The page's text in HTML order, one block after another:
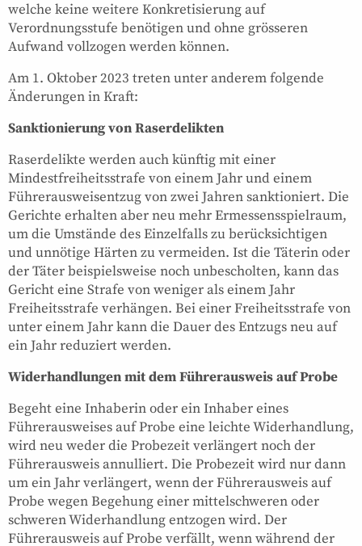
welche keine weitere Konkretisierung auf
Verordnungsstufe benötigen und ohne grösseren
Aufwand vollzogen werden können.
Am 1. Oktober 2023 treten unter anderem folgende
Änderungen in Kraft:
Sanktionierung von Raserdelikten
Raserdelikte werden auch künftig mit einer
Mindestfreiheitsstrafe von einem Jahr und einem
Führerausweisentzug von zwei Jahren sanktioniert. Die
Gerichte erhalten aber neu mehr Ermessensspielraum,
um die Umstände des Einzelfalls zu berücksichtigen
und unnötige Härten zu vermeiden. Ist die Täterin oder
der Täter beispielsweise noch unbescholten, kann das
Gericht eine Strafe von weniger als einem Jahr
Freiheitsstrafe verhängen. Bei einer Freiheitsstrafe von
unter einem Jahr kann die Dauer des Entzugs neu auf
ein Jahr reduziert werden.
Widerhandlungen mit dem Führerausweis auf Probe
Begeht eine Inhaberin oder ein Inhaber eines
Führerausweises auf Probe eine leichte Widerhandlung,
wird neu weder die Probezeit verlängert noch der
Führerausweis annulliert. Die Probezeit wird nur dann
um ein Jahr verlängert, wenn der Führerausweis auf
Probe wegen Begehung einer mittelschweren oder
schweren Widerhandlung entzogen wird. Der
Führerausweis auf Probe verfällt, wenn während der